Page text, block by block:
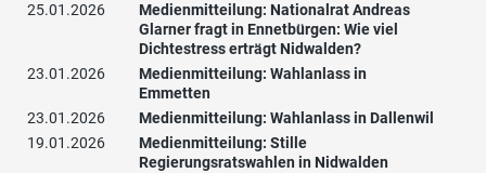
25.01.2026
Medienmitteilung: Nationalrat Andreas
Glarner fragt in Ennetbürgen: Wie viel
Dichtestress erträgt Nidwalden?
23.01.2026
Medienmitteilung: Wahlanlass in
Emmetten
23.01.2026
Medienmitteilung: Wahlanlass in Dallenwil
19.01.2026
Medienmitteilung: Stille
Regierungsratswahlen in Nidwalden